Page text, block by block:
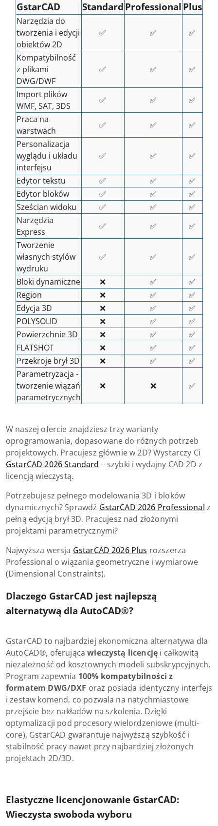
GstarCAD Standard Professional Plus
Narzędzia do
tworzenia i edycji
obiektów 2D
✅ ✅ ✅
Kompatybilność
z plikami
DWG/DWF
✅ ✅ ✅
Import plików
WMF, SAT, 3DS
✅ ✅
✅
Praca na
warstwach
✅ ✅
✅
Personalizacja
wyglądu i układu
interfejsu
✅ ✅ ✅
Edytor tekstu ✅ ✅
✅
Edytor bloków
✅ ✅
✅
Sześcian widoku
✅ ✅
✅
Narzędzia
Express
✅ ✅
✅
Tworzenie
własnych stylów
wydruku
✅ ✅ ✅
Bloki dynamiczne ❌ ✅
✅
Region
❌ ✅
✅
Edycja 3D
❌ ✅
✅
POLYSOLID
❌ ✅
✅
Powierzchnie 3D
❌ ✅
✅
FLATSHOT
❌ ✅
✅
Przekroje brył 3D
❌ ✅
✅
Parametryzacja -
tworzenie wiązań
parametrycznych
❌ ❌ ✅
W naszej ofercie znajdziesz trzy warianty
oprogramowania, dopasowane do różnych potrzeb
projektowych. Pracujesz głównie w 2D? Wystarczy Ci
GstarCAD 2026 Standard – szybki i wydajny CAD 2D z
licencją wieczystą.
Potrzebujesz pełnego modelowania 3D i bloków
dynamicznych? Sprawdź GstarCAD 2026 Professional z
pełną edycją brył 3D. Pracujesz nad złożonymi
projektami parametrycznymi?
Najwyższa wersja GstarCAD 2026 Plus rozszerza
Professional o wiązania geometryczne i wymiarowe
(Dimensional Constraints).
Dlaczego GstarCAD jest najlepszą
alternatywą dla AutoCAD®?
GstarCAD to najbardziej ekonomiczna alternatywa dla
AutoCAD®, oferującawieczystą licencję i całkowitą
niezależność od kosztownych modeli subskrypcyjnych.
Program zapewnia 100% kompatybilności z
formatem DWG/DXF oraz posiada identyczny interfejs
i zestaw komend, co pozwala na natychmiastowe
przejście bez nakładów na szkolenia. Dzięki
optymalizacji pod procesory wielordzeniowe (multi-
core), GstarCAD gwarantuje najwyższą szybkość i
stabilność pracy nawet przy najbardziej złożonych
projektach 2D/3D.
Elastyczne licencjonowanie GstarCAD:
Wieczysta swoboda wyboru